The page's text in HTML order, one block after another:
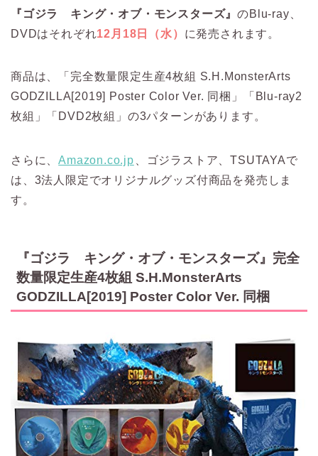
『ゴジラ キング・オブ・モンスターズ』のBlu-ray、
DVDはそれぞれ12月18日（水） に発売されます。
商品は、「完全数量限定生産4枚組 S.H.MonsterArts
GODZILLA[2019] Poster Color Ver. 同梱」「Blu-ray2
枚組」「DVD2枚組」の3パターンがあります。
さらに、Amazon.co.jp
、ゴジラストア、TSUTAYAで
は、3法人限定でオリジナルグッズ付商品を発売しま
す。
『ゴジラ キング・オブ・モンスターズ』完全
数量限定生産4枚組 S.H.MonsterArts
GODZILLA[2019] Poster Color Ver. 同梱